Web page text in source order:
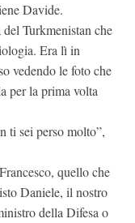
Davide.
Turkmenistan che
Era lì in
vedendo le foto che
per la prima volta
ti sei perso molto”,
quello che
Daniele, il nostro
della Difesa o